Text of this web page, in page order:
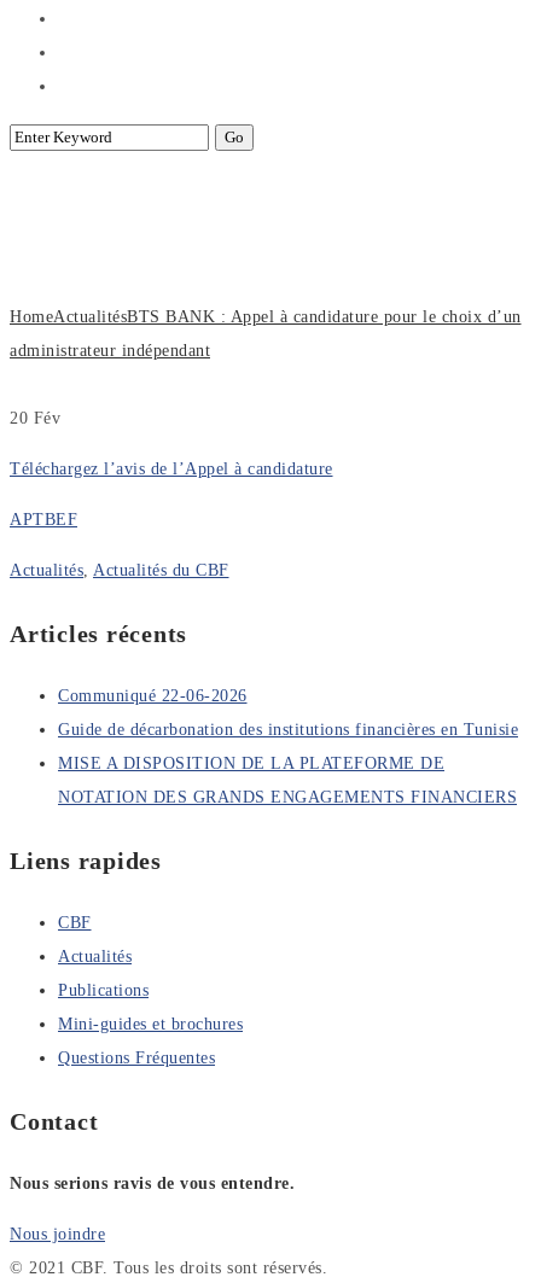
HomeActualitésBTS BANK : Appel à candidature pour le choix d’un
administrateur indépendant
20 Fév
Téléchargez l’avis de l’Appel à candidature
APTBEF
Actualités Actualités du CBF
Articles récents
Communiqué 22-06-2026
Guide de décarbonation des institutions financières en Tunisie
MISE A DISPOSITION DE LA PLATEFORME DE
NOTATION DES GRANDS ENGAGEMENTS FINANCIERS
Liens rapides
CBF
Actualités
Publications
Mini-guides et brochures
Questions Fréquentes
Contact
Nous serions ravis de vous entendre.
Nous joindre
© 2021 CBF. Tous les droits sont réservés.